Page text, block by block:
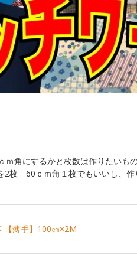
ｍ角にするかと枚数は作りたいも
枚 60ｃｍ角１枚でもいいし、作
【薄手】100㎝×2M